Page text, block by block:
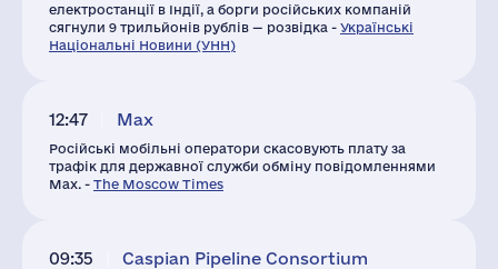
електростанції в Індії, а борги російських компаній
сягнули 9 трильйонів рублів — розвідка - Українські
Національні Новини (УНН)
12:47 Max
Російські мобільні оператори скасовують плату за
трафік для державної служби обміну повідомленнями
Max. - The Moscow Times
09:35 Caspian Pipeline Consortium